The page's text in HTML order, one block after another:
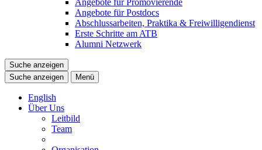
Angebote für Promovierende
Angebote für Postdocs
Abschlussarbeiten, Praktika & Freiwilligendienst
Erste Schritte am ATB
Alumni Netzwerk
Suche anzeigen
Suche anzeigen
Menü
English
Über Uns
Leitbild
Team